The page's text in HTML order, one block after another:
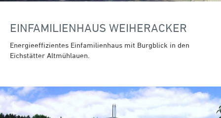
EINFAMILIENHAUS WEIHERACKER
Energieeffizientes Einfamilienhaus mit Burgblick in den
Eichstätter Altmühlauen.